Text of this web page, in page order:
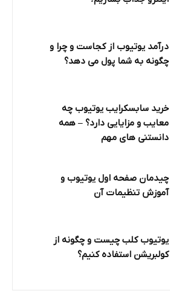
درآمد یوتیوب از کجاست و چرا و
چگونه به شما پول می دهد؟
خرید سابسکرایب یوتیوب چه
معایب و مزایایی دارد؟‌ – همه
دانستنی های مهم
چیدمان صفحه اول یوتیوب و
آموزش تنظیمات آن
یوتیوب کلب چیست و چگونه از
کولبریشن استفاده کنیم؟